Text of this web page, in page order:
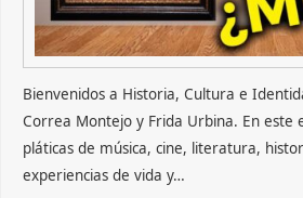
Bienvenidos a Historia, Cultura e
Correa Montejo y Frida Urbina. En este
pláticas de música, cine, literatura,
experiencias de vida y…